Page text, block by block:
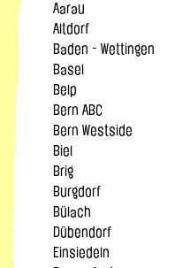
Aarau
Altdorf
Baden - Wettingen
Basel
Belp
Bern ABC
Bern Westside
Biel
Brig
Burgdorf
Bülach
Dübendorf
Einsiedeln